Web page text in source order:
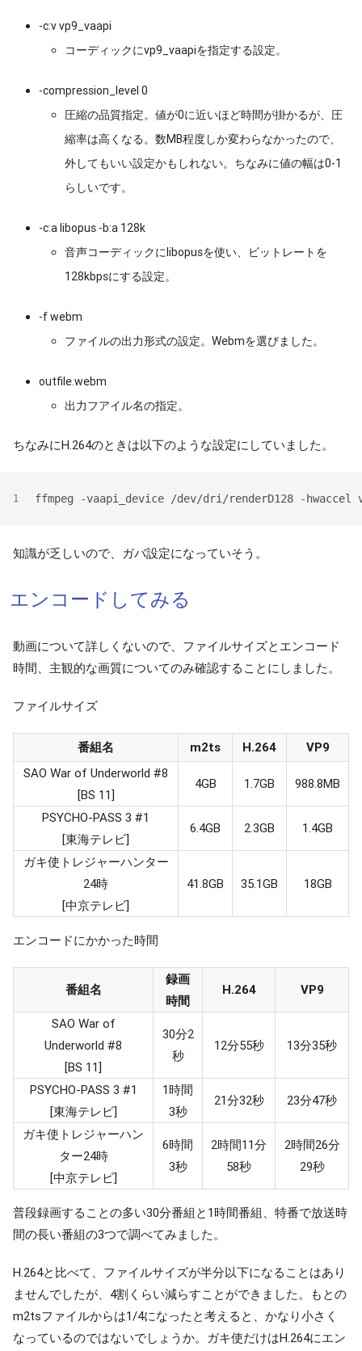
-c:v vp9_vaapi
コーディックにvp9_vaapiを指定する設定。
-compression_level 0
圧縮の品質指定。値が0に近いほど時間が掛かるが、圧
縮率は高くなる。数MB程度しか変わらなかったので、
外してもいい設定かもしれない。ちなみに値の幅は0-1
らしいです。
-c:a libopus -b:a 128k
音声コーディックにlibopusを使い、ビットレートを
128kbpsにする設定。
-f webm
ファイルの出力形式の設定。Webmを選びました。
outfile.webm
出力フアイル名の指定。
ちなみにH.264のときは以下のような設定にしていました。
1 ffmpeg -vaapi_device /dev/dri/renderD128 -
知識が乏しいので、ガバ設定になっていそう。
エンコードしてみる
動画について詳しくないので、ファイルサイズとエンコード
時間、主観的な画質についてのみ確認することにしました。
ファイルサイズ
番組名 m2ts H.264
VP9
SAO War of Underworld #8
[BS 11]
4GB 1.7GB 988.8MB
PSYCHO-PASS 3 #1
[東海テレビ]
6.4GB 2.3GB 1.4GB
ガキ使トレジャーハンター
24時
[中京テレビ]
41.8GB 35.1GB 18GB
エンコードにかかった時間
番組名
録画
時間
H.264 VP9
SAO War of
Underworld #8
[BS 11]
30分2
秒
12分55秒 13分35秒
PSYCHO-PASS 3 #1
[東海テレビ]
1時間
3秒
21分32秒 23分47秒
ガキ使トレジャーハン
ター24時
[中京テレビ]
6時間
3秒
2時間11分
58秒
2時間26分
29秒
普段録画することの多い30分番組と1時間番組、特番で放送時
間の長い番組の3つで調べてみました。
H.264と比べて、ファイルサイズが半分以下になることはあり
ませんでしたが、4割くらい減らすことができました。もとの
m2tsファイルからは1/4になったと考えると、かなり小さく
なっているのではないでしょうか。ガキ使だけはH.264にエン